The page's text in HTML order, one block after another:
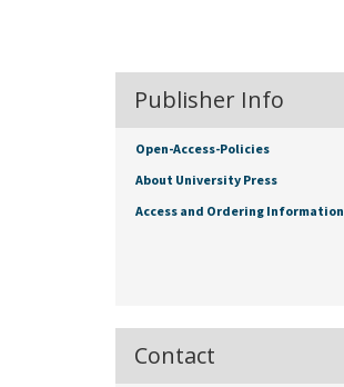
Publisher Info
Open-Access-Policies
About University Press
Access and Ordering Information
Contact